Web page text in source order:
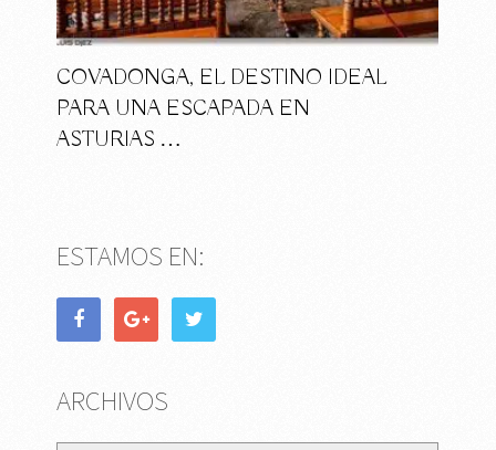
COVADONGA, EL DESTINO IDEAL
PARA UNA ESCAPADA EN
ASTURIAS …
ESTAMOS EN:
ARCHIVOS